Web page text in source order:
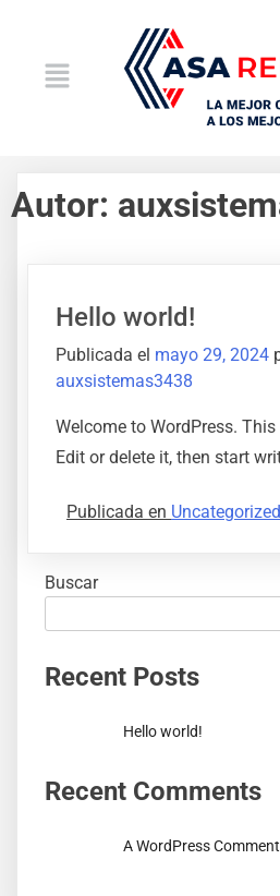
Autor:
Hello world!
Publicada el mayo 29, 2024
auxsistemas3438
Welcome to WordPress.
Edit or delete it, then start
Publicada en Uncategorized
Buscar
Recent Posts
Hello world!
Recent Comments
A WordPress